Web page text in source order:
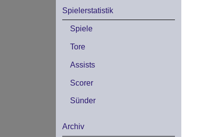
Spielerstatistik
Spiele
Tore
Assists
Scorer
Sünder
Archiv